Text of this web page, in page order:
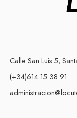
Calle San Luis 5,
(+34)614 15 38 91